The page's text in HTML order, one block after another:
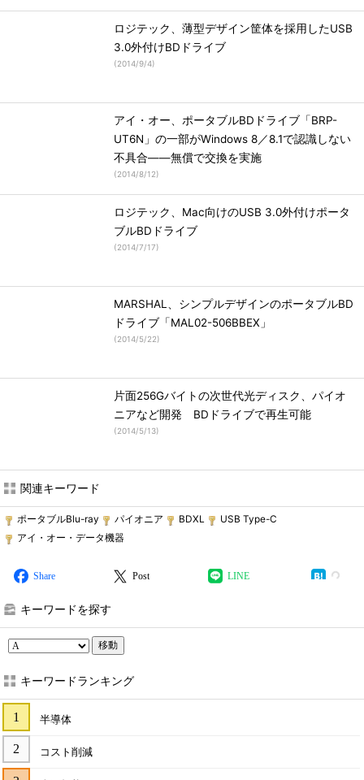
ロジテック、薄型デザイン筐体を採用したUSB
3.0外付けBDドライブ
(2014/9/4)
アイ・オー、ポータブルBDドライブ「BRP-
UT6N」の一部がWindows 8／8.1で認識しない
不具合――無償で交換を実施
(2014/8/12)
ロジテック、Mac向けのUSB 3.0外付けポータ
ブルBDドライブ
(2014/7/17)
MARSHAL、シンプルデザインのポータブルBD
ドライブ「MAL02-506BBEX」
(2014/5/22)
片面256Gバイトの次世代光ディスク、パイオ
ニアなど開発 BDドライブで再生可能
(2014/5/13)
関連キーワード
ポータブルBlu-ray パイオニア BDXL
USB Type-C
アイ・オー・データ機器
Share Post LINE
キーワードを探す
移動
キーワードランキング
半導体
コスト削減